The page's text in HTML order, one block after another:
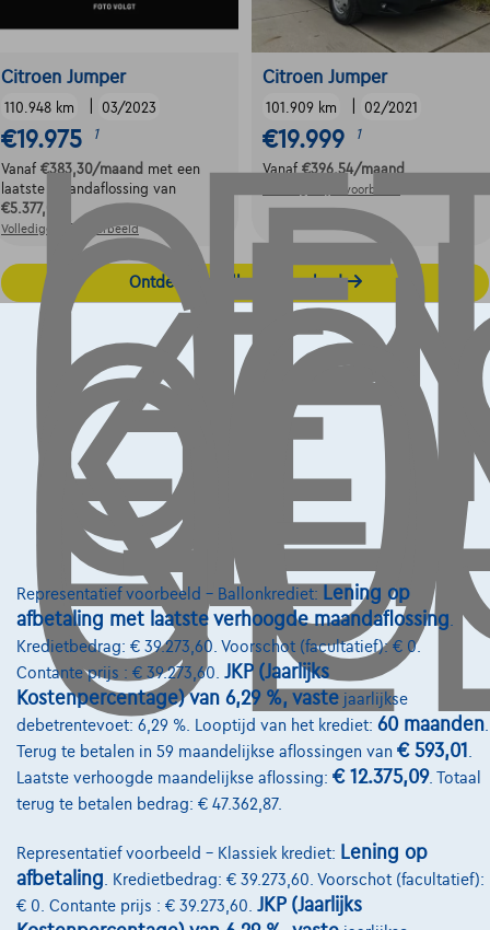
Citroen Jumper
110.948 km 03/2023
€19.975 1
Vanaf €383,30/maand met een
laatste maandaflossing van
€5.377,05
Volledige cijfervoorbeeld
Citroen Jumper
101.909 km 02/2021
€19.999 1
Vanaf €396,54/maand
Volledige cijfervoorbeeld
Ontdek het volledige aanbod
Representatief voorbeeld – Ballonkrediet: Lening op
afbetaling met laatste verhoogde maandaflossing.
Kredietbedrag: € 39.273,60. Voorschot (facultatief): € 0.
Contante prijs : € 39.273,60. JKP (Jaarlijks
Kostenpercentage) van 6,29 %, vaste jaarlijkse
debetrentevoet: 6,29 %. Looptijd van het krediet: 60 maanden.
Terug te betalen in 59 maandelijkse aflossingen van € 593,01 .
Laatste verhoogde maandelijkse aflossing: € 12.375,09. Totaal
terug te betalen bedrag: € 47.362,87.
Representatief voorbeeld – Klassiek krediet: Lening op
afbetaling . Kredietbedrag: € 39.273,60. Voorschot (facultatief):
€ 0. Contante prijs : € 39.273,60. JKP (Jaarlijks
Contact
info@touringcarselect.be
Koning Albert II-laan 4, B12
1000 Brussel
Diensten & Oplossingen
Pechverhelping verzekering
Financiering
Lease en persoonlijke lease